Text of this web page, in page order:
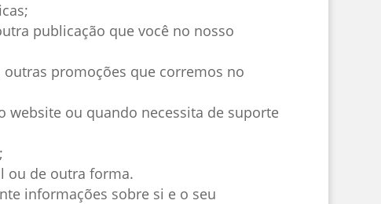
publicação que você no nosso
promoções que corremos no
website ou quando necessita de suporte
ou de outra forma.
informações sobre si e o seu